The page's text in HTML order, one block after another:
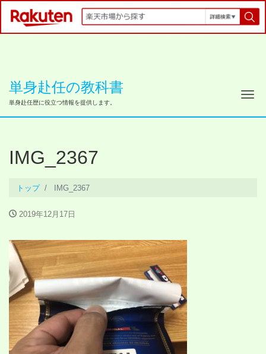
単身赴任の教科書
単身赴任歴に役立つ情報を提供します。 ナ
IMG_2367
トップ IMG_2367
2019年12月17日